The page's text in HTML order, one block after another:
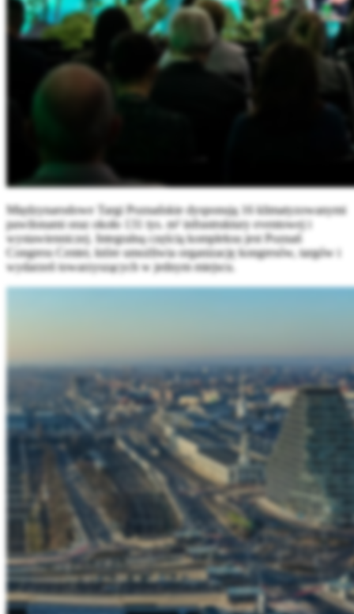
Międzynarodowe Targi Poznańskie dysponują 16 klimatyzowanymi
pawilonami oraz około 131 tys. m² infrastruktury eventowej i
wystawienniczej. Integralną częścią kompleksu jest Poznań
Congress Center, które umożliwia organizację kongresów, targów i
wydarzeń towarzyszących w jednym miejscu.